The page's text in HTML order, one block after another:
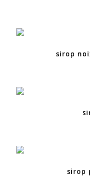
sirop
sirop